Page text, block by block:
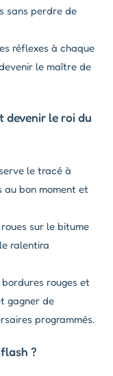
sans perdre de
réflexes à chaque
le maître de
devenir le roi du
le tracé à
au bon moment et
sur le bitume
ralentira
bordures rouges et
gagner de
programmés.
?